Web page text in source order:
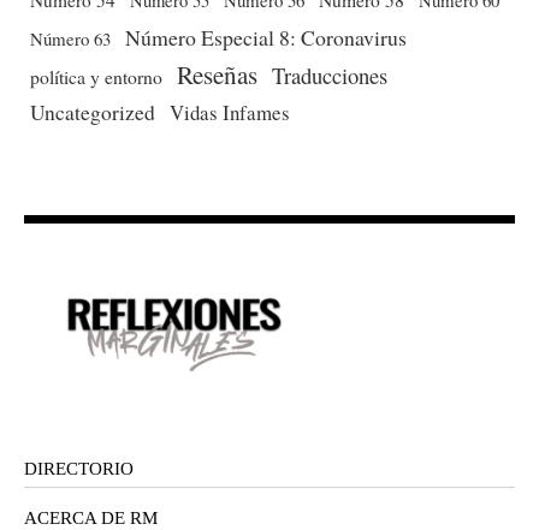
Número 63 Número Especial 8: Coronavirus
política y entorno Reseñas Traducciones
Uncategorized Vidas Infames
DIRECTORIO
ACERCA DE RM